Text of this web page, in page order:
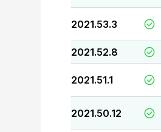
2021.53.3
2021.52.8
2021.51.1
2021.50.12